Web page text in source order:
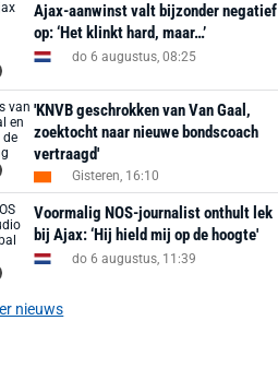
Ajax-aanwinst valt bijzonder negatief
op: ‘Het klinkt hard, maar…’
do 6 augustus, 08:25
'KNVB geschrokken van Van Gaal,
zoektocht naar nieuwe bondscoach
vertraagd'
Gisteren, 16:10
Voormalig NOS-journalist onthult lek
bij Ajax: ‘Hij hield mij op de hoogte'
do 6 augustus, 11:39
nieuws